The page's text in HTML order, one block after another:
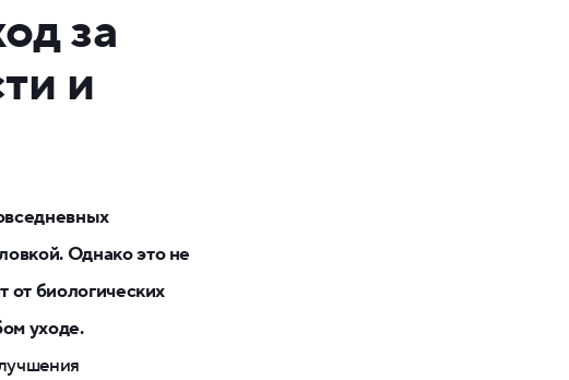
за
и
Однако это не
от биологических
уходе.